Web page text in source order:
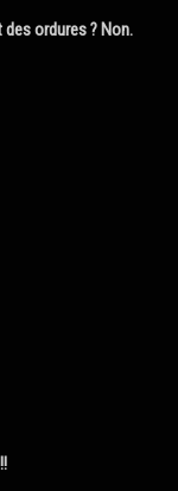
ordures ? Non.